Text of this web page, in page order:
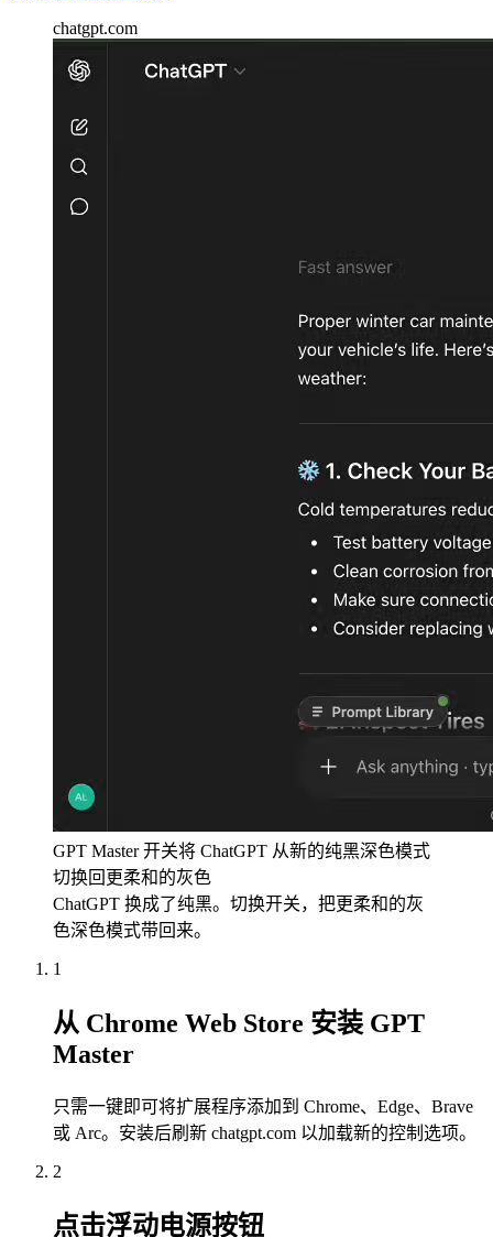
chatgpt.com
GPT Master 开关将 ChatGPT 从新的纯黑深色模式
切换回更柔和的灰色
ChatGPT 换成了纯黑。切换开关，把更柔和的灰
色深色模式带回来。
1
从 Chrome Web Store 安装 GPT
Master
只需一键即可将扩展程序添加到 Chrome、Edge、Brave
或 Arc。安装后刷新 chatgpt.com 以加载新的控制选项。
2
点击浮动电源按钮